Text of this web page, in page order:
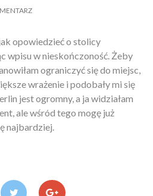
opowiedzieć o stolicy
wpisu w nieskończoność. Żeby
ograniczyć się do miejsc,
wrażenie i podobały mi się
jest ogromny, a ja widziałam
ale wśród tego mogę już
najbardziej.
– weekend w Berlinie